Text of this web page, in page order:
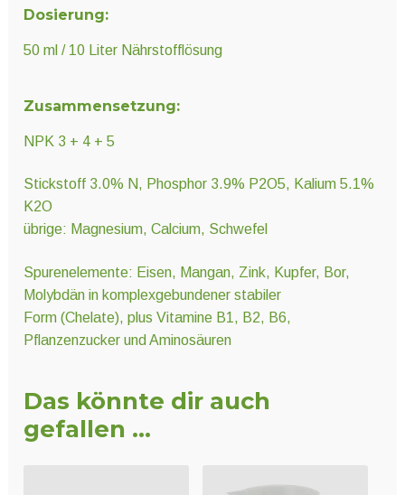
Dosierung:
50 ml / 10 Liter Nährstofflösung
Zusammensetzung:
NPK 3 + 4 + 5
Stickstoff 3.0% N, Phosphor 3.9% P2O5, Kalium 5.1%
K2O
übrige: Magnesium, Calcium, Schwefel
Spurenelemente: Eisen, Mangan, Zink, Kupfer, Bor,
Molybdän in komplexgebundener stabiler
Form (Chelate), plus Vitamine B1, B2, B6,
Pflanzenzucker und Aminosäuren
Das könnte dir auch
gefallen …